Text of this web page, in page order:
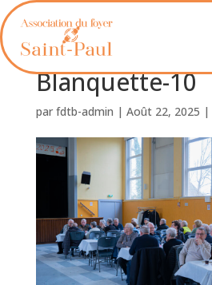
Foyer_St_Paul_
Blanquette-10
par fdtb-admin | Août 22, 2025 |